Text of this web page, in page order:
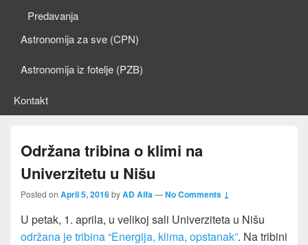
Predavanja
Astronomija za sve (CPN)
Astronomija iz fotelje (PZB)
Kontakt
Održana tribina o klimi na
Univerzitetu u Nišu
Posted on April 5, 2016byAD Alfa—No Comments ↓
U petak, 1. aprila, u velikoj sali Univerziteta u Nišu
održana je tribina “Energija, klima, opstanak”. Na tribini